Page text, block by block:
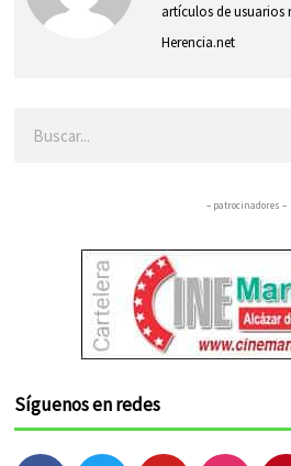
artículos de usuarios
Herencia.net
– patrocinadores –
Síguenos en redes